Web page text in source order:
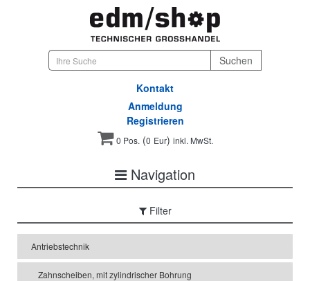
Kontakt
Anmeldung
Registrieren
0 Pos.(0 Eur) inkl. MwSt.
Navigation
Filter
Antriebstechnik
Zahnscheiben, mit zylindrischer Bohrung